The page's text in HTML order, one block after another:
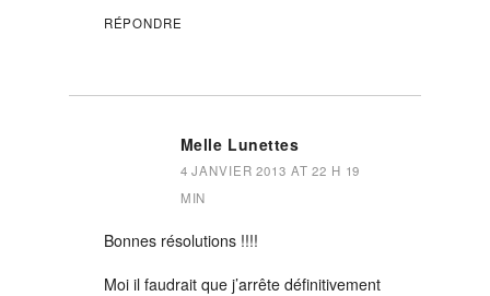
RÉPONDRE
Melle Lunettes
4 JANVIER 2013 AT 22 H 19
MIN
Bonnes résolutions !!!!
Moi il faudrait que j’arrête définitivement